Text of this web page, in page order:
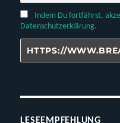
Indem Du fortfährst,
Datenschutzerklärung.
LESEEMPFEHLUNG